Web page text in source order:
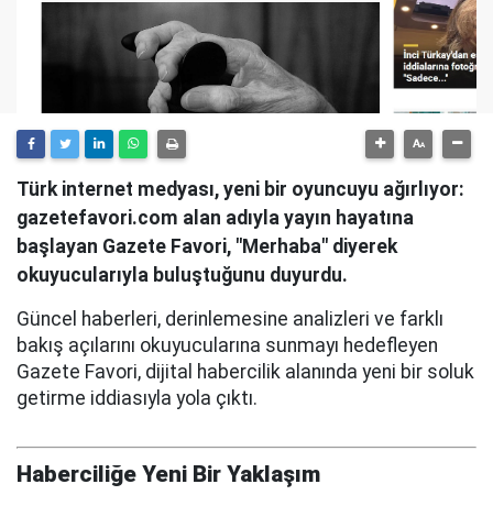
Türk internet medyası, yeni bir oyuncuyu ağırlıyor:
gazetefavori.com alan adıyla yayın hayatına
başlayan Gazete Favori, "Merhaba" diyerek
okuyucularıyla buluştuğunu duyurdu.
Güncel haberleri, derinlemesine analizleri ve farklı
bakış açılarını okuyucularına sunmayı hedefleyen
Gazete Favori, dijital habercilik alanında yeni bir soluk
getirme iddiasıyla yola çıktı.
Haberciliğe Yeni Bir Yaklaşım